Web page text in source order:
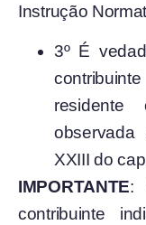
Instrução
3º É
residente
XXIII do
IMPORTANTE:
contribuinte